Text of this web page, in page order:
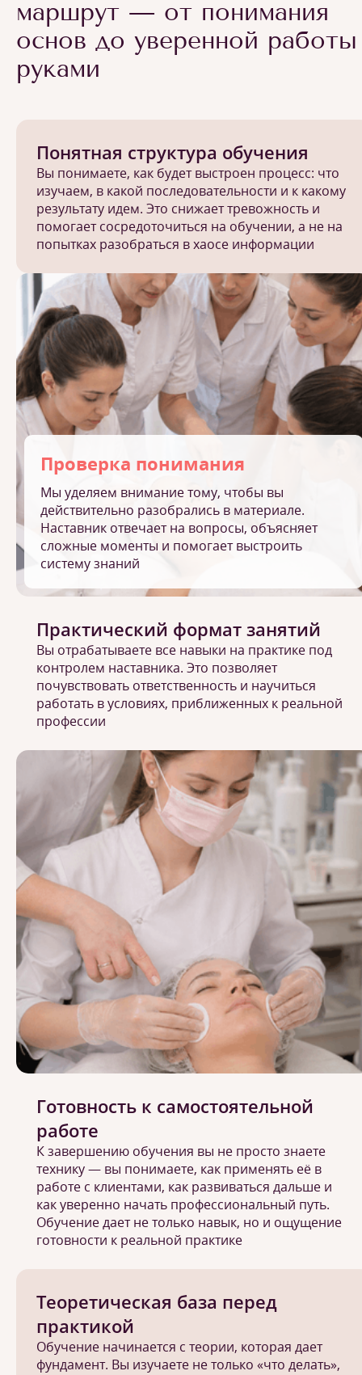
маршрут — от понимания
основ до уверенной работы
руками
Понятная структура обучения
Вы понимаете, как будет выстроен процесс: что
изучаем, в какой последовательности и к какому
результату идем. Это снижает тревожность и
помогает сосредоточиться на обучении, а не на
попытках разобраться в хаосе информации
Проверка понимания
Мы уделяем внимание тому, чтобы вы
действительно разобрались в материале.
Наставник отвечает на вопросы, объясняет
сложные моменты и помогает выстроить
систему знаний
Теоретическая база перед
практикой
Обучение начинается с теории, которая дает
фундамент. Вы изучаете не только «что делать»,
Практический формат занятий
Вы отрабатываете все навыки на практике под
контролем наставника. Это позволяет
почувствовать ответственность и научиться
работать в условиях, приближенных к реальной
профессии
Готовность к самостоятельной
работе
К завершению обучения вы не просто знаете
технику — вы понимаете, как применять её в
работе с клиентами, как развиваться дальше и
как уверенно начать профессиональный путь.
Обучение дает не только навык, но и ощущение
готовности к реальной практике